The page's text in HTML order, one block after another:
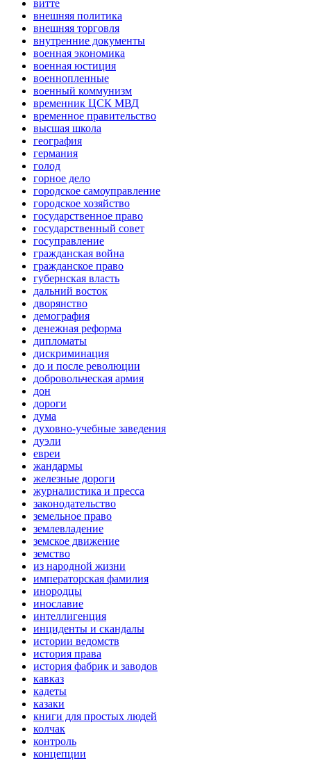
витте
внешняя политика
внешняя торговля
внутренние документы
военная экономика
военная юстиция
военнопленные
военный коммунизм
временник ЦСК МВД
временное правительство
высшая школа
география
германия
голод
горное дело
городское самоуправление
городское хозяйство
государственное право
государственный совет
госуправление
гражданская война
гражданское право
губернская власть
дальний восток
дворянство
демография
денежная реформа
дипломаты
дискриминация
до и после революции
добровольческая армия
дон
дороги
дума
духовно-учебные заведения
дуэли
евреи
жандармы
железные дороги
журналистика и пресса
законодательство
земельное право
землевладение
земское движение
земство
из народной жизни
императорская фамилия
инородцы
инославие
интеллигенция
инциденты и скандалы
истории ведомств
история права
история фабрик и заводов
кавказ
кадеты
казаки
книги для простых людей
колчак
контроль
концепции